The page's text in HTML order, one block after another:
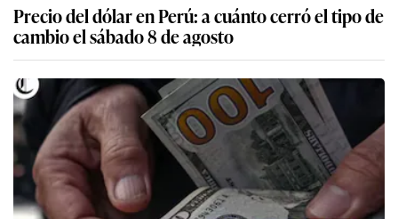
Precio del dólar en Perú: a cuánto cerró el tipo de
cambio el sábado 8 de agosto